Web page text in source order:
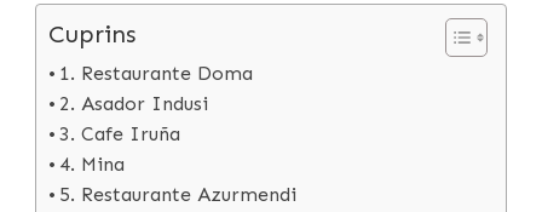
Cuprins
1. Restaurante Doma
2. Asador Indusi
3. Cafe Iruña
4. Mina
5. Restaurante Azurmendi